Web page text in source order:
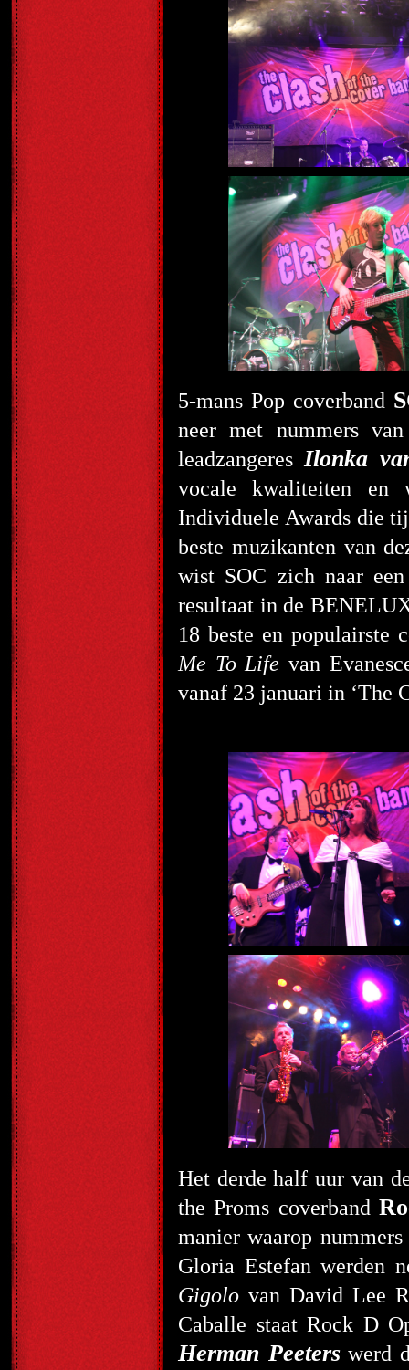
5-mans Pop coverband
neer met nummers
leadzangeres Ilonka
vocale kwaliteiten en
Individuele Awards die
beste muzikanten van
wist SOC zich naar
resultaat in de
18 beste en populairste
Me To Life van
vanaf 23 januari in ‘The
Het derde half uur van
the Proms coverband
manier waarop
Gloria Estefan werden
Gigolo van David Lee
Caballe staat Rock D
Herman Peeterswerd